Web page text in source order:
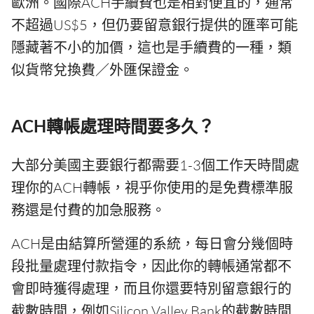
不超過US$5，但仍要留意銀行提供的匯率可能
隱藏著不小的加價，這也是手續費的一種，類
似貨幣兌換費／外匯保證金。
ACH轉帳處理時間要多久？
大部分美國主要銀行都需要1-3個工作天時間處
理你的ACH轉帳，視乎你使用的是免費標準服
務還是付費的加急服務。
ACH是由結算所營運的系統，每日會分幾個時
段批量處理付款指令，因此你的轉帳通常都不
會即時獲得處理，而且你還要特別留意銀行的